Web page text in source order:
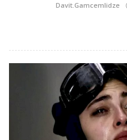
Davit.Gamcemlidze